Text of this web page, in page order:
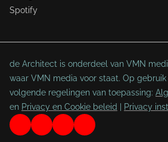
Spotify
de Architect is onderdeel van VMN
waar VMN media voor staat. Op
volgende regelingen van toepassing:
en Privacy en Cookie beleid Privacy